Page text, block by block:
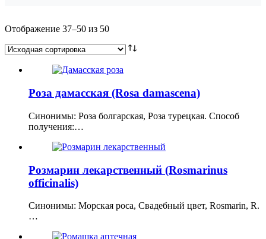
Отображение 37–50 из 50
Роза дамасская (Rosa damascena)
Синонимы: Роза болгарская, Роза турецкая. Способ
получения:…
Розмарин лекарственный (Rosmarinus
officinalis)
Синонимы: Морская роса, Свадебный цвет, Rosmarin, R.
…